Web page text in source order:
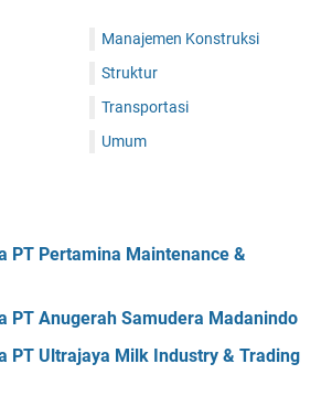
Manajemen Konstruksi
Struktur
Transportasi
Umum
PT Pertamina Maintenance &
PT Anugerah Samudera Madanindo
PT Ultrajaya Milk Industry & Trading